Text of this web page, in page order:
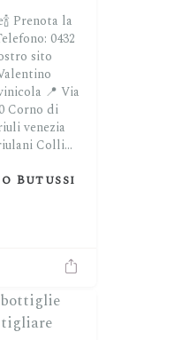
Prenota la
0432
sito
📍 Via
Corno di
venezia
Colli...
Butussi